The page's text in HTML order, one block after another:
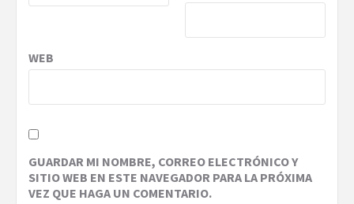
WEB
GUARDAR MI NOMBRE, CORREO ELECTRÓNICO Y
SITIO WEB EN ESTE NAVEGADOR PARA LA PRÓXIMA
VEZ QUE HAGA UN COMENTARIO.